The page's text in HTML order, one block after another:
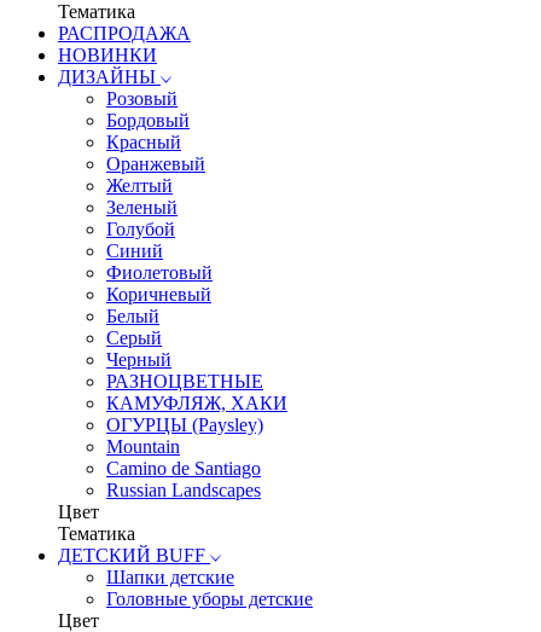
Тематика
РАСПРОДАЖА
НОВИНКИ
ДИЗАЙНЫ
Розовый
Бордовый
Красный
Оранжевый
Желтый
Зеленый
Голубой
Синий
Фиолетовый
Коричневый
Белый
Серый
Черный
РАЗНОЦВЕТНЫЕ
КАМУФЛЯЖ, ХАКИ
ОГУРЦЫ (Paysley)
Mountain
Camino de Santiago
Russian Landscapes
Цвет
Тематика
ДЕТСКИЙ BUFF
Шапки детские
Головные уборы детские
Цвет